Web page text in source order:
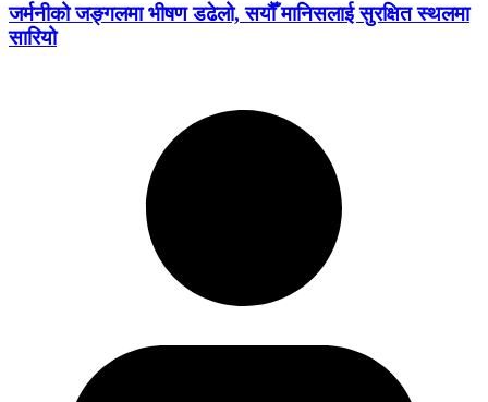
जर्मनीको जङ्गलमा भीषण डढेलो, सयौँ मानिसलाई सुरक्षित स्थलमा
सारियो